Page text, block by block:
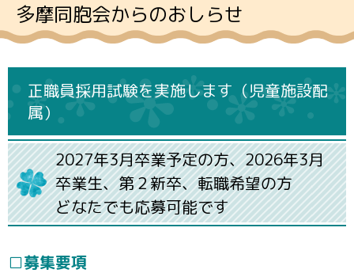
多摩同胞会からのおしらせ
正職員採用試験を実施します（児童施設配
属）
2027年3月卒業予定の方、2026年3月
卒業生、第２新卒、転職希望の方
どなたでも応募可能です
□募集要項